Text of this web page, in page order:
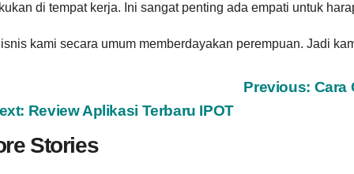
di tempat kerja. Ini sangat penting ada empati untuk
kami secara umum memberdayakan perempuan. Jadi
Previous: Cara
Review Aplikasi Terbaru IPOT
Stories